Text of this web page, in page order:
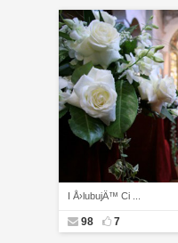
I Å›lubujÄ™ Ci ...
98 7